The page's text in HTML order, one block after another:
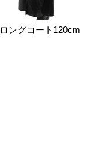
ロングコート120cm